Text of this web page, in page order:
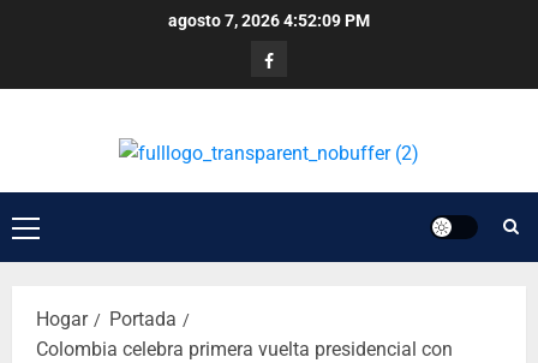
agosto 7, 20264:52:09 PM
Hogar
Portada
Colombia celebra primera vuelta presidencial con